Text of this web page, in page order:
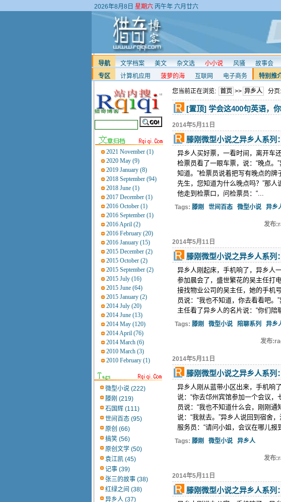
2026年8月8日 星期六 丙午年 六月廿六
导航
文学档案 美文 杂文选 小小说 风骚 故事会
专区
计算机应用 菠萝的海 互联网 电子商务 特别推
2021 November (1)
2020 May (9)
2019 January (8)
2018 September (94)
2018 June (1)
2017 December (1)
2016 October (1)
2016 September (1)
2016 April (2)
2016 February (20)
2016 January (15)
2015 December (2)
2015 October (2)
2015 September (2)
2015 July (16)
2015 June (64)
2015 January (2)
2014 July (20)
2014 June (13)
2014 May (120)
2014 April (76)
2014 March (6)
2010 March (3)
2010 February (1)
微型小说 (222)
滕刚 (219)
石国辉 (111)
世间百态 (95)
原创 (66)
搞笑 (56)
原创文学 (50)
袁江凯 (45)
记事 (39)
张三的故事 (38)
红绿之间 (38)
异乡人 (37)
您当前正在浏览: 首页 >> 异乡人 分页:
[置顶] 学会这400句英语，
2014年5月11日
滕刚微型小说之异乡人系列
异乡人买好票，一看时间，离开车
检票员看了一眼车票，说：“晚点。
知道。”检票员说着把写有晚点的
先生，您知道为什么晚点吗？”那人
他走到检票口，问检票员：“...
Tags: 滕刚 世间百态 微型小说 异乡
发布
2014年5月11日
滕刚微型小说之异乡人系列
异乡人刚起床，手机响了，异乡人
参加晨会了，盛世繁花的吴主任打
接找物业公司的吴主任，她的手机
员说：“我也不知道，你去看看吧
主任看了异乡人的名片说：“你们
Tags: 滕刚 微型小说 陪聊系列 异乡
发布
2014年5月11日
滕刚微型小说之异乡人系列
异乡人刚从蓝带小区出来，手机响
说：“你去邙州宾馆参加一个会议，
员说：“我也不知道什么会，刚刚通
说：“我就去。”异乡人说回到宿舍
服务员：“请问小姐，会议在哪儿报
Tags: 滕刚 微型小说 异乡人
发布
2014年5月11日
滕刚微型小说之异乡人系列